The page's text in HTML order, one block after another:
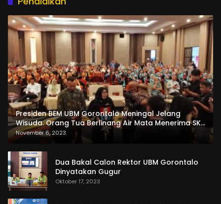
Presiden BEM UBM Gorontalo Meningal Jelang
Wisuda. Orang Tua Berlinang Air Mata Menerima SKL
dan Pemasangan Salempang
November 6, 2023
Dua Bakal Calon Rektor UBM Gorontalo
Dinyatakan Gugur
Oktober 17, 2023